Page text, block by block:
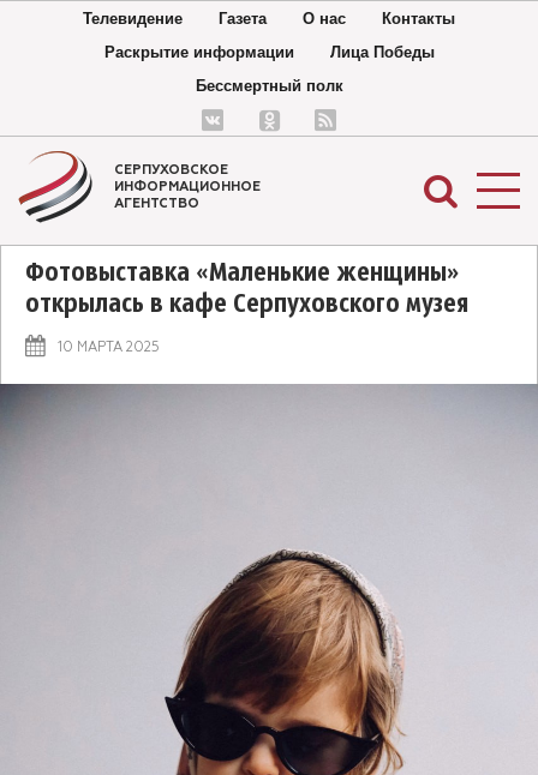
Телевидение Газета О нас
Контакты
Раскрытие информации
Лица Победы
Бессмертный полк
СЕРПУХОВСКОЕ
ИНФОРМАЦИОННОЕ
АГЕНТСТВО
Фотовыставка «Маленькие женщины»
открылась в кафе Серпуховского музея
10 МАРТА 2025